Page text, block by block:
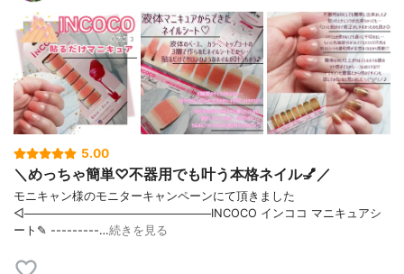
5.00
＼めっちゃ簡単♡不器用でも叶う本格ネイル💅／
モニキャン様のモニターキャンペーンにて頂きました
◁───────────────────────INCOCO インココ マニキュアシ
ート✎ ---------…続きを見る